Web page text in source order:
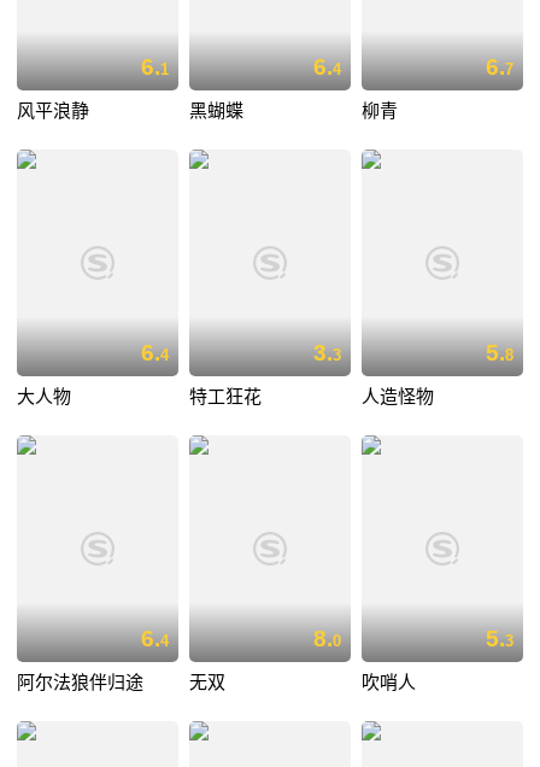
6.1
风平浪静
6.4
黑蝴蝶
6.7
柳青
6.4
大人物
3.3
特工狂花
5.8
人造怪物
6.4
阿尔法狼伴归途
8.0
无双
5.3
吹哨人